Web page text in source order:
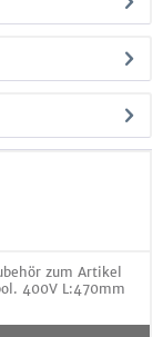
zum Artikel
400V L:470mm